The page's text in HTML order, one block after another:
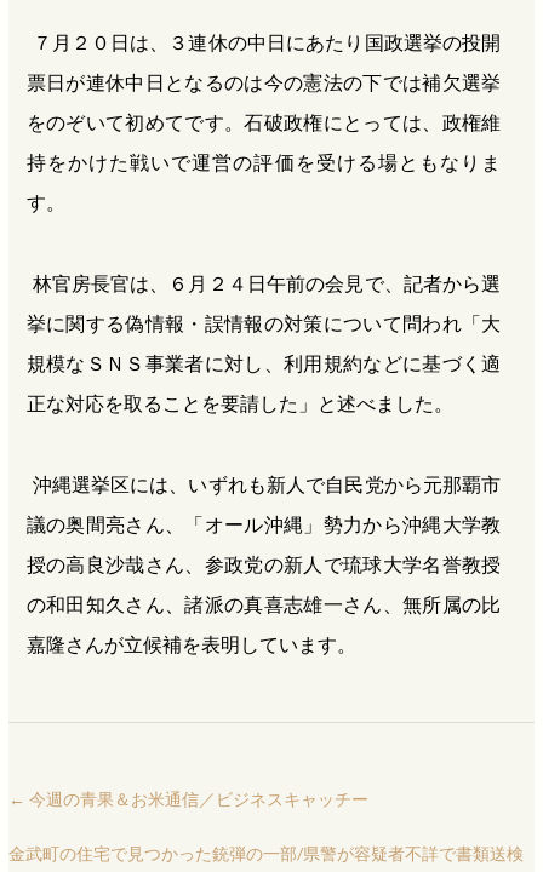
７月２０日は、３連休の中日にあたり国政選挙の投開
票日が連休中日となるのは今の憲法の下では補欠選挙
をのぞいて初めてです。石破政権にとっては、政権維
持をかけた戦いで運営の評価を受ける場ともなりま
す。
林官房長官は、６月２４日午前の会見で、記者から選
挙に関する偽情報・誤情報の対策について問われ「大
規模なＳＮＳ事業者に対し、利用規約などに基づく適
正な対応を取ることを要請した」と述べました。
沖縄選挙区には、いずれも新人で自民党から元那覇市
議の奥間亮さん、「オール沖縄」勢力から沖縄大学教
授の高良沙哉さん、参政党の新人で琉球大学名誉教授
の和田知久さん、諸派の真喜志雄一さん、無所属の比
嘉隆さんが立候補を表明しています。
← 今週の青果＆お米通信／ビジネスキャッチー
金武町の住宅で見つかった銃弾の一部/県警が容疑者不詳で書類送検